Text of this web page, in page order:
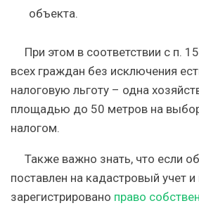
объекта.
При этом в соответствии с п.
всех граждан без исключения
налоговую льготу – одна
площадью до 50 метров на выбор
налогом.
Также важно знать, что если
поставлен на кадастровый учет и
зарегистрировано право